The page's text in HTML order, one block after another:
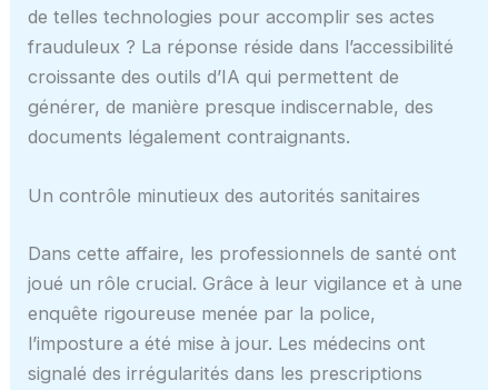
de telles technologies pour accomplir ses actes
frauduleux ? La réponse réside dans l’accessibilité
croissante des outils d’IA qui permettent de
générer, de manière presque indiscernable, des
documents légalement contraignants.
Un contrôle minutieux des autorités sanitaires
Dans cette affaire, les professionnels de santé ont
joué un rôle crucial. Grâce à leur vigilance et à une
enquête rigoureuse menée par la police,
l’imposture a été mise à jour. Les médecins ont
signalé des irrégularités dans les prescriptions